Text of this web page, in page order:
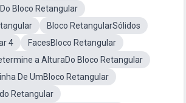
Bloco Retangular
Bloco RetangularSólidos
4
FacesBloco Retangular
a AlturaDo Bloco Retangular
De UmBloco Retangular
Retangular